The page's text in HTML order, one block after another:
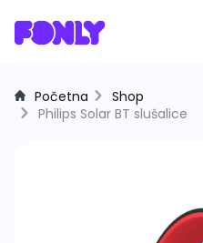
Aktuelno
Početna
Shop
Philips Solar BT slušalice